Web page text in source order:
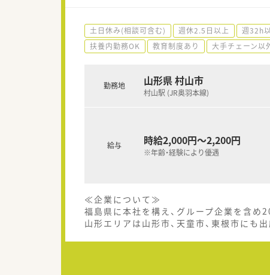
土日休み(相談可含む) 週休2.5日以上 週32h
扶養内勤務OK
教育制度あり 大手チェーン以
勤務地 山形県 村山市
村山駅 (JR奥羽本線)
給与 時給2,000円～2,200円
※年齢・経験により優遇
≪企業について≫
福島県に本社を構え、グループ企業を含め
山形エリアは山形市、天童市、東根市にも